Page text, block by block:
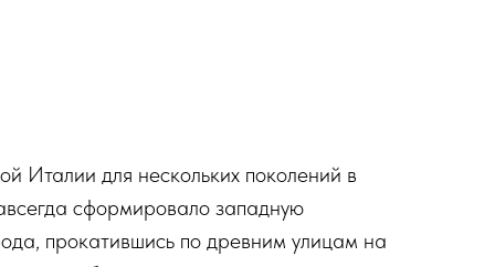
Италии для нескольких поколений в
сформировало западную
прокатившись по древним улицам на